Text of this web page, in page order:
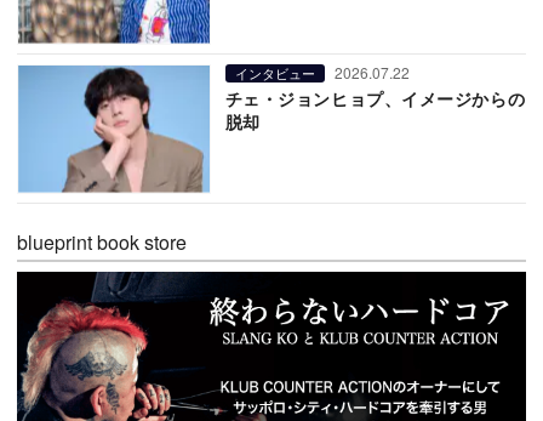
インタビュー 2026.07.22
チェ・ジョンヒョプ、イメージからの
脱却
blueprint book store